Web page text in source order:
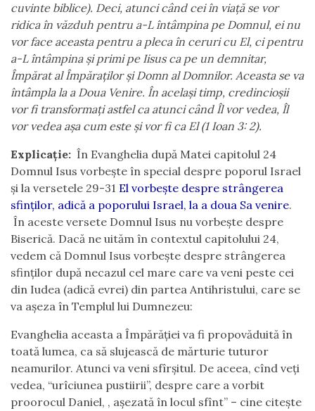
cuvinte biblice). Deci, atunci când cei în viațăse vor
ridica în văzduh pentru a-L întâmpina pe Domnul, ei nu
vor face aceasta pentru a pleca în ceruri cu El, ci pentru
a-L întâmpina și primi pe Iisus ca pe un demnitar,
Împărat al Împăraților și Domn al Domnilor. Aceasta se va
întâmpla la a Doua Venire. În același timp, credincioșii
vor fi transformați astfel ca atunci când Îl vor vedea, Îl
vor vedea așa cum este și vor fi ca El (1 Ioan 3: 2).
Explicație: În Evanghelia după Matei capitolul 24
Domnul Isus vorbește în special despre poporul Israel
și la versetele 29-31 El vorbește despre strângerea
sfinților, adică a poporului Israel, la a doua Sa venire.
În aceste versete Domnul Isus nu vorbește despre
Biserică. Dacă ne uităm în contextul capitolului 24,
vedem că Domnul Isus vorbește despre strângerea
sfinților după necazul cel mare care va veni peste cei
din Iudea (adică evrei) din partea Antihristului, care se
va așeza în Templul lui Dumnezeu:
Evanghelia aceasta a Împărăţiei va fi propovăduită în
toată lumea, ca să slujească de mărturie tuturor
neamurilor. Atunci va veni sfîrşitul. De aceea, cînd veţi
vedea, “urîciunea pustiirii”, despre care a vorbit
proorocul Daniel, , aşezată în locul sfînt” – cine citeşte